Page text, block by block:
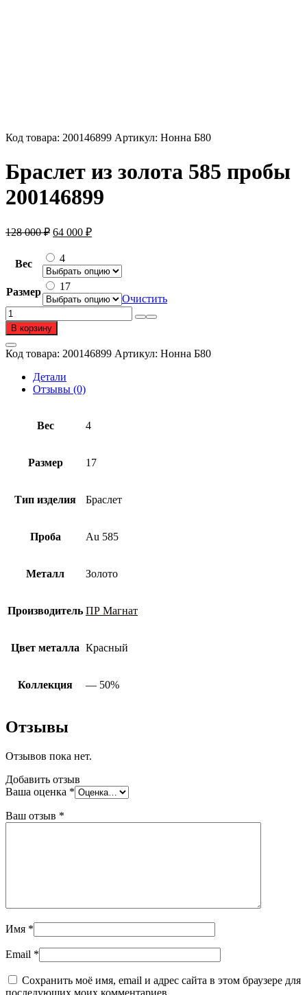
Код товара: 200146899 Артикул: Нонна Б80
Браслет из золота 585 пробы
200146899
128 000₽ Первоначальная
составляла
128
000 ₽.
64 000 ₽Текущая
000 ₽.
Вес 4
Размер
17
Очистить
Количество
товара
Браслет
из
золота
пробы
В корзину
Код товара: 200146899 Артикул: Нонна Б80
Детали
Отзывы (0)
Вес 4
Размер 17
Тип изделия Браслет
Проба Au 585
Металл Золото
Производитель ПР Магнат
Цвет металла Красный
Коллекция — 50%
Отзывы
Отзывов пока нет.
Добавить отзыв
Ваша оценка *
Ваш отзыв *
Имя *
Email *
Сохранить моё имя, email и адрес сайта в этом браузере для
последующих моих комментариев.